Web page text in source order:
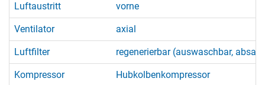
Luftaustritt vorne
Ventilator axial
Luftfilter regenerierbar (auswaschbar,
Kompressor Hubkolbenkompressor